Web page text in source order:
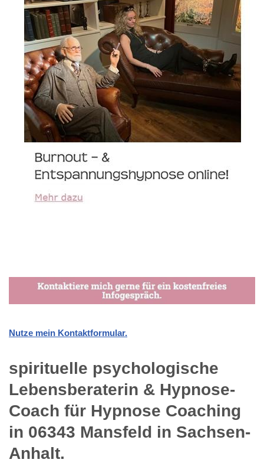
Nutze mein Kontaktformular.
spirituelle psychologische
Lebensberaterin & Hypnose-
Coach für Hypnose Coaching
in 06343 Mansfeld in Sachsen-
Anhalt.